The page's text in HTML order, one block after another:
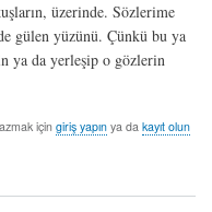
üzerinde. Sözlerime
gülen yüzünü. Çünkü bu ya
ya da yerleşip o gözlerin
için giriş yapınya da kayıt olun